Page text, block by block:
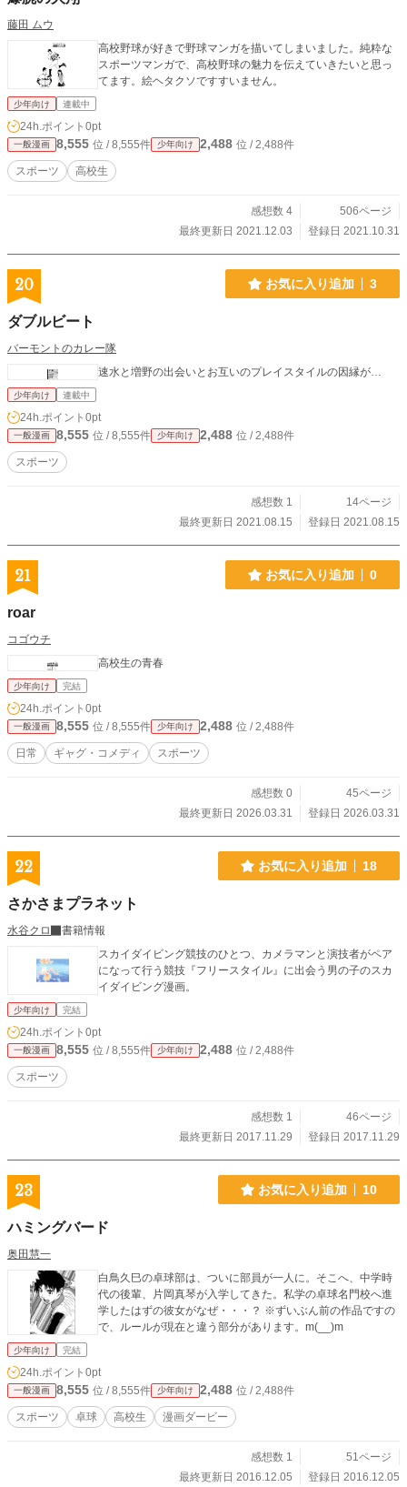
藤田 ムウ
高校野球が好きで野球マンガを描いてしまいました。純粋な
スポーツマンガで、高校野球の魅力を伝えていきたいと思っ
てます。絵ヘタクソですすいません。
少年向け 連載中
24h.ポイント 0pt
一般漫画 8,555 位 / 8,555件 少年向け 2,488 位 / 2,488件
スポーツ 高校生
感想数 4
506ページ
最終更新日 2021.12.03
登録日 2021.10.31
20 お気に入り追加 3
ダブルビート
バーモントのカレー隊
速水と増野の出会いとお互いのプレイスタイルの因縁が…
少年向け 連載中
24h.ポイント 0pt
一般漫画 8,555 位 / 8,555件 少年向け 2,488 位 / 2,488件
スポーツ
感想数 1
14ページ
最終更新日 2021.08.15
登録日 2021.08.15
21 お気に入り追加 0
roar
コゴウチ
高校生の青春
少年向け 完結
24h.ポイント 0pt
一般漫画 8,555 位 / 8,555件 少年向け 2,488 位 / 2,488件
日常 ギャグ・コメディ スポーツ
感想数 0
45ページ
最終更新日 2026.03.31
登録日 2026.03.31
22 お気に入り追加 18
さかさまプラネット
水谷クロ
書籍情報
スカイダイビング競技のひとつ、カメラマンと演技者がペア
になって行う競技『フリースタイル』に出会う男の子のスカ
イダイビング漫画。
少年向け 完結
24h.ポイント 0pt
一般漫画 8,555 位 / 8,555件 少年向け 2,488 位 / 2,488件
スポーツ
感想数 1
46ページ
最終更新日 2017.11.29
登録日 2017.11.29
23 お気に入り追加 10
ハミングバード
奥田慧一
白鳥久巳の卓球部は、ついに部員が一人に。そこへ、中学時
代の後輩、片岡真琴が入学してきた。私学の卓球名門校へ進
学したはずの彼女がなぜ・・・？ ※ずいぶん前の作品ですの
で、ルールが現在と違う部分があります。m(__)m
少年向け 完結
24h.ポイント 0pt
一般漫画 8,555 位 / 8,555件 少年向け 2,488 位 / 2,488件
スポーツ 卓球 高校生 漫画ダービー
感想数 1
51ページ
最終更新日 2016.12.05
登録日 2016.12.05